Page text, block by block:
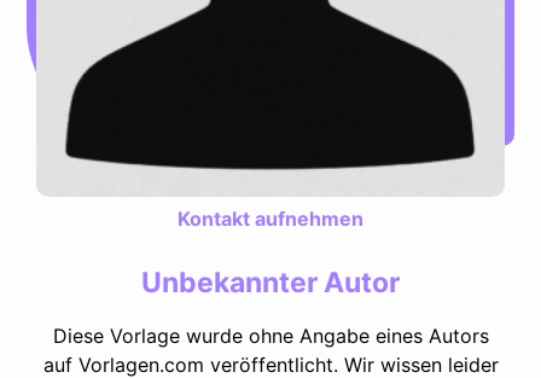
Kontakt aufnehmen
Unbekannter Autor
Diese Vorlage wurde ohne Angabe eines Autors
auf Vorlagen.com veröffentlicht. Wir wissen leider